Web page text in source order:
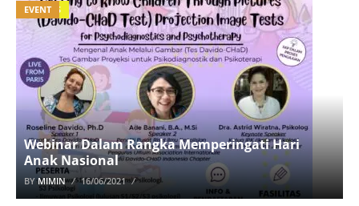
KAMPUS
EVENT
Webinar Dalam Rangka Memperingati Hari
Anak Nasional
BYMIMIN 16/06/2021